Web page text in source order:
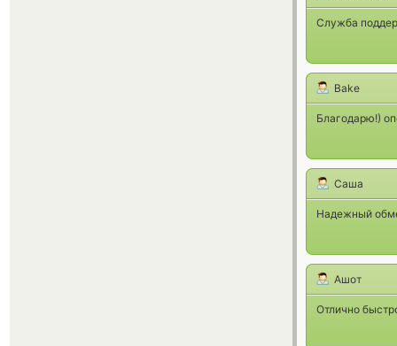
Служба
Bake
Благодарю!)
Саша
Надежный
Ашот
Отлично